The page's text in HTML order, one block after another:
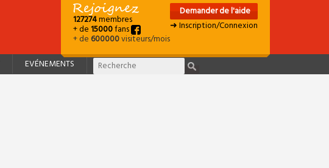
127274membres
+ de15000fans
+ de600000visiteurs/mois
Demander de l'aide
➜ Inscription/Connexion
EVÉNEMENTS